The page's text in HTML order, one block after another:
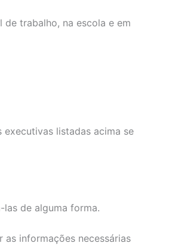
de trabalho, na escola e em
listadas acima se
las de alguma forma.
as informações necessárias